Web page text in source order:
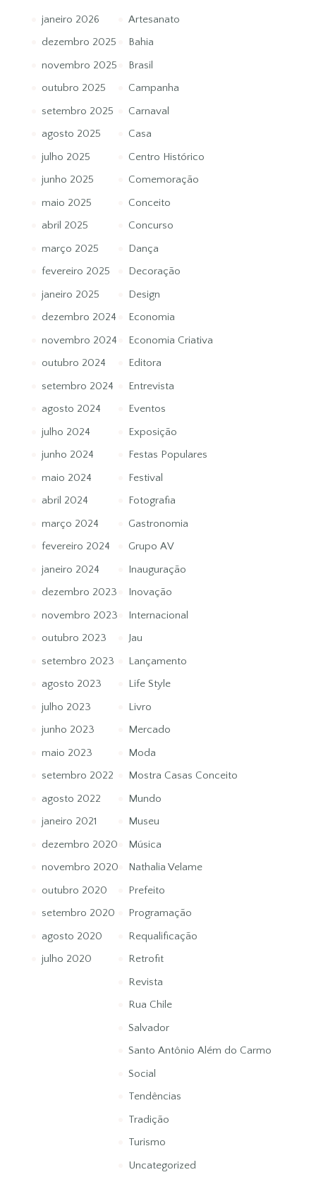
janeiro 2026
dezembro 2025
novembro 2025
outubro 2025
setembro 2025
agosto 2025
julho 2025
junho 2025
maio 2025
abril 2025
março 2025
fevereiro 2025
janeiro 2025
dezembro 2024
novembro 2024
outubro 2024
setembro 2024
agosto 2024
julho 2024
junho 2024
maio 2024
abril 2024
março 2024
fevereiro 2024
janeiro 2024
dezembro 2023
novembro 2023
outubro 2023
setembro 2023
agosto 2023
julho 2023
junho 2023
maio 2023
setembro 2022
agosto 2022
janeiro 2021
dezembro 2020
novembro 2020
outubro 2020
setembro 2020
agosto 2020
julho 2020
Artesanato
Bahia
Brasil
Campanha
Carnaval
Casa
Centro Histórico
Comemoração
Conceito
Concurso
Dança
Decoração
Design
Economia
Economia Criativa
Editora
Entrevista
Eventos
Exposição
Festas Populares
Festival
Fotografia
Gastronomia
Grupo AV
Inauguração
Inovação
Internacional
Jau
Lançamento
Life Style
Livro
Mercado
Moda
Mostra Casas Conceito
Mundo
Museu
Música
Nathalia Velame
Prefeito
Programação
Requalificação
Retrofit
Revista
Rua Chile
Salvador
Santo Antônio Além do Carmo
Social
Tendências
Tradição
Turismo
Uncategorized